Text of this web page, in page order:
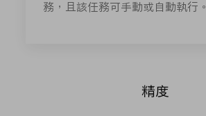
務，且該任務可手動或自動執行。
精度